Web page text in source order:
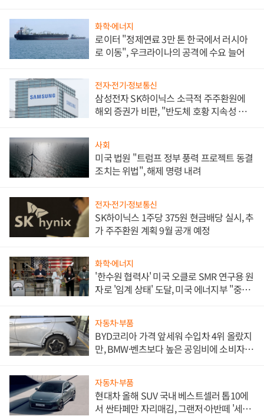
화학·에너지
로이터 "정제연료 3만 톤 한국에서 러시아
로 이동", 우크라이나의 공격에 수요 늘어
전자·전기·정보통신
삼성전자 SK하이닉스 소극적 주주환원에
해외 증권가 비판, "반도체 호황 지속성 의
사회
미국 법원 "트럼프 정부 풍력 프로젝트 동결
조치는 위법", 해제 명령 내려
전자·전기·정보통신
SK하이닉스 1주당 375원 현금배당 실시, 추
가 주주환원 계획 9월 공개 예정
화학·에너지
'한수원 협력사' 미국 오클로 SMR 연구용 원
자로 '임계 상태' 도달, 미국 에너지부 "중요
자동차·부품
BYD코리아 가격 앞세워 수입차 4위 올랐지
만, BMW·벤츠보다 높은 공임비에 소비자
자동차·부품
현대차 올해 SUV 국내 베스트셀러 톱10에
서 싼타페만 자리매김, 그랜저·아반떼 '세단